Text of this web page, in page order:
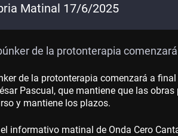
Matinal 17/6/2025
de la protonterapia
de la protonterapia comenzará a
Pascual, que mantiene que las
y mantiene los plazos.
informativo matinal de Onda Cero